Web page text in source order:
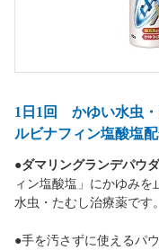
1日1回 かゆい水虫
ルビナフィン塩酸塩配
●ダマリングランデパウ
ィン塩酸塩」にかゆみ
水虫・たむし治療薬です。
●手を汚さずに使えるパ